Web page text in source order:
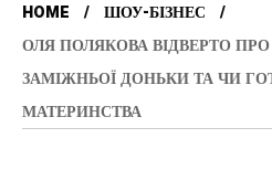
HOME
ШОУ-БІЗНЕС
ОЛЯ ПОЛЯКОВА ВІДВЕРТО
ЗАМІЖНЬОЇ ДОНЬКИ ТА ЧИ
МАТЕРИНСТВА